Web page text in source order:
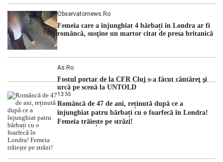
Observatornews.ro
Femeia care a înjunghiat 4 bărbați în Londra ar fi
româncă, susţine un martor citat de presa britanică
As.ro
Fostul portar de la CFR Cluj s-a făcut cântăreţ şi
urcă pe scenă la UNTOLD
13:55
Româncă de 47 de ani, reținută după ce a
înjunghiat patru bărbați cu o foarfecă în Londra!
Femeia trăiește pe străzi!